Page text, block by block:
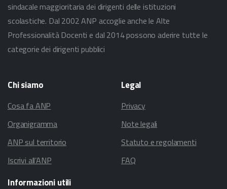
sindacale maggioritaria dei dirigenti delle istituzioni
scolastiche. Dal 2002 ANP accoglie anche le Alte
Professionalità Docenti e dal 2014 possono aderire tutte le
categorie dei dirigenti pubblici
Chisiamo
Cosa fa ANP
Organigramma
ANP sul territorio
Iscrivi all’ANP
Legal
Privacy
Note legali
Statuto e regolamenti
FAQ
Informazioniutili